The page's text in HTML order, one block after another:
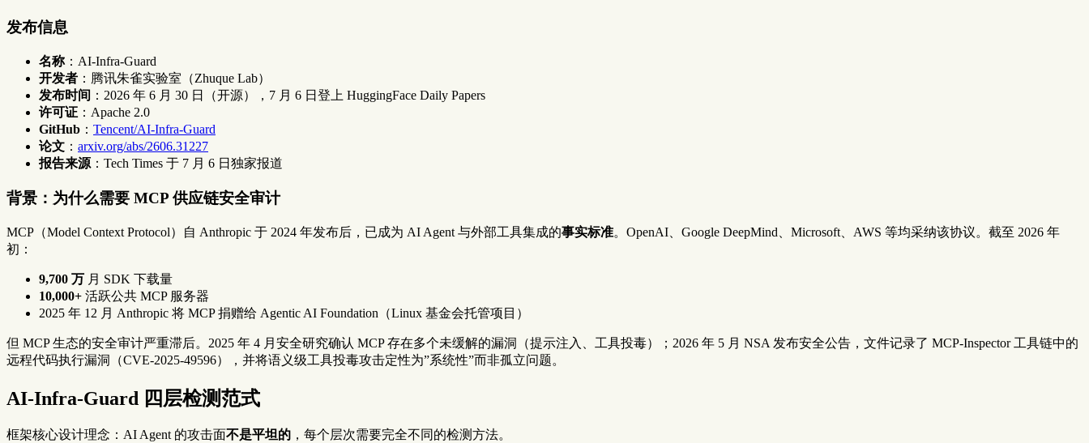
发布信息
名称：AI-Infra-Guard
开发者 ：腾讯朱雀实验室（Zhuque Lab）
发布时间 ：2026 年 6 月 30 日（开源），7 月 6 日登上 HuggingFace Daily Papers
许可证 ：Apache 2.0
GitHub ： Tencent/AI-Infra-Guard
论文 ： arxiv.org/abs/2606.31227
报告来源 ：Tech Times 于 7 月 6 日独家报道
背景：为什么需要 MCP 供应链安全审计
MCP（Model Context Protocol）自 Anthropic 于 2024 年发布后，已成为 AI Agent 与外部工具集成的事实标准。OpenAI、Google DeepMind、Microsoft、AWS 等均采纳该协议。截至 2026 年
初：
9,700 万 月 SDK 下载量
10,000+ 活跃公共 MCP 服务器
2025 年 12 月 Anthropic 将 MCP 捐赠给 Agentic AI Foundation（Linux 基金会托管项目）
但 MCP 生态的安全审计严重滞后。2025 年 4 月安全研究确认 MCP 存在多个未缓解的漏洞（提示注入、工具投毒）；2026 年 5 月 NSA 发布安全公告，文件记录了 MCP-Inspector 工具链中的
远程代码执行漏洞（CVE-2025-49596），并将语义级工具投毒攻击定性为”系统性”而非孤立问题。
AI-Infra-Guard 四层检测范式
框架核心设计理念：AI Agent 的攻击面不是平坦的 ，每个层次需要完全不同的检测方法。